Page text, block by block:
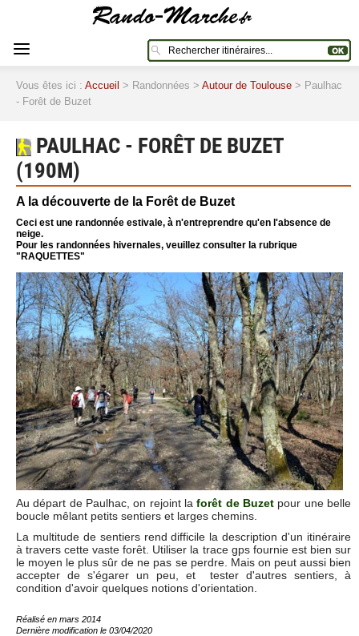
Vous êtes ici : Accueil > Randonnées > Autour de Toulouse > Paulhac
- Forêt de Buzet
PAULHAC - FORÊT DE BUZET
(190M)
A la découverte de la Forêt de Buzet
Ceci est une randonnée estivale, à n'entreprendre qu'en l'absence de
neige.
Pour les randonnées hivernales, veuillez consulter la rubrique
"RAQUETTES"
Au départ de Paulhac, on rejoint laforêt de Buzet pour une belle
boucle mêlant petits sentiers et larges chemins.
La multitude de sentiers rend difficile la description d'un itinéraire
à travers cette vaste forêt. Utiliser la trace gps fournie est bien sur
le moyen le plus sûr de ne pas se perdre. Mais on peut aussi bien
accepter de s'égarer un peu, et tester d'autres sentiers, à
condition d'avoir quelques notions d'orientation.
Réalisé en mars 2014
Dernière modification le 03/04/2020